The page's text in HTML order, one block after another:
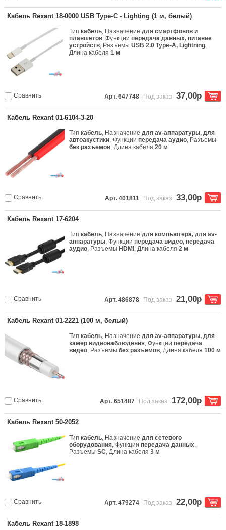
Кабель Rexant 18-0000 USB Type-C - Lighting (1 м, белый)
Типкабель, Назначениедля смартфонов и
планшетов, Функциипередача данных, питание
устройств, РазъемыUSB 2.0 Type-A, Lightning,
Длина кабеля1 м
Сравнить Арт. 647748 Под заказ 37,00р
Кабель Rexant 01-6104-3-20
Типкабель, Назначениедля av-аппаратуры, для
автоакустики, Функциипередача аудио, Разъемы
без разъемов, Длина кабеля20 м
Сравнить Арт. 401811 Под заказ 33,00р
Кабель Rexant 17-6204
Типкабель, Назначениедля компьютера, для av-
аппаратуры, Функциипередача видео, передача
аудио, Разъемы HDMI , Длина кабеля2 м
Сравнить Арт. 486878 Под заказ 21,00р
Кабель Rexant 01-2221 (100 м, белый)
Типкабель, Назначениедля av-аппаратуры, для
камер видеонаблюдения, Функциипередача
видео, Разъемыбез разъемов, Длина кабеля100 м
Сравнить Арт. 651487 Под заказ 172,00р
Кабель Rexant 50-2052
Типкабель, Назначениедля сетевого
оборудования, Функциипередача данных,
РазъемыSC, Длина кабеля3 м
Сравнить Арт. 479274 Под заказ 22,00р
Кабель Rexant 18-1898